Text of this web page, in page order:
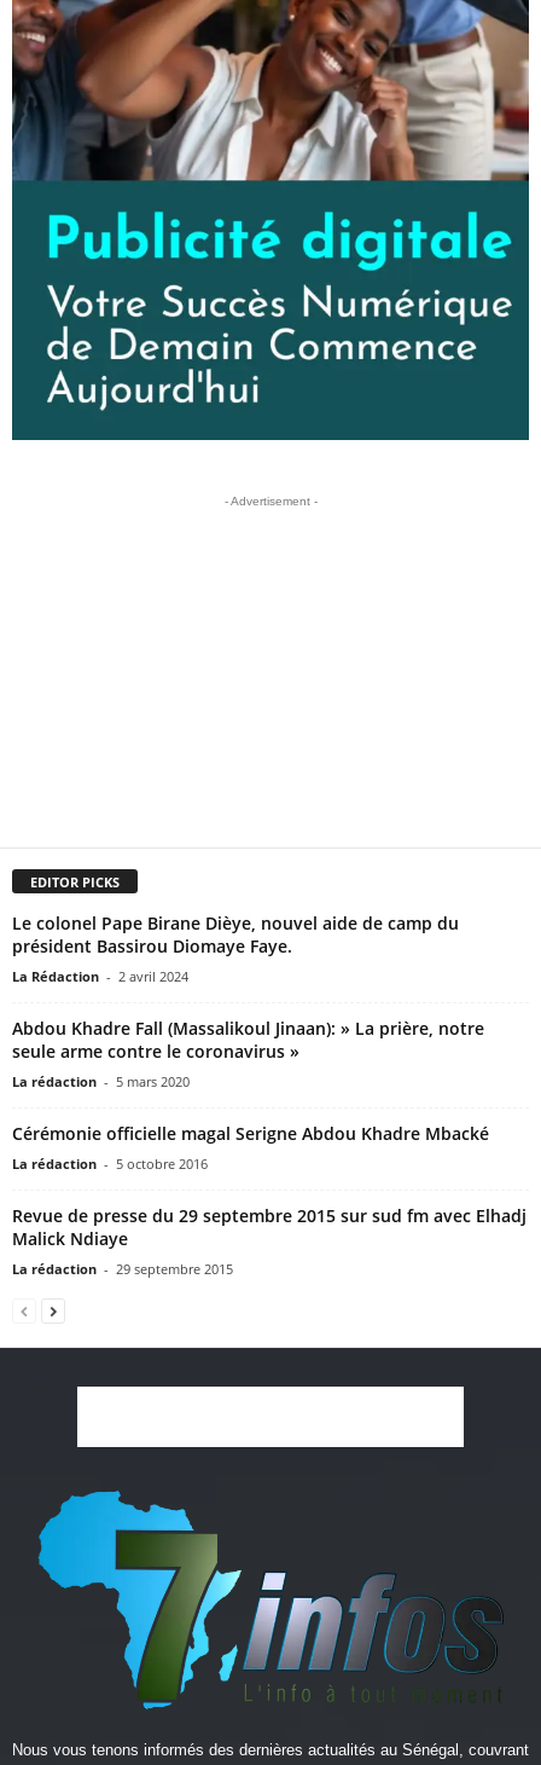
- Advertisement -
EDITOR PICKS
Le colonel Pape Birane Dièye, nouvel aide de camp du
président Bassirou Diomaye Faye.
La Rédaction - 2 avril 2024
Abdou Khadre Fall (Massalikoul Jinaan): » La prière, notre
seule arme contre le coronavirus »
La rédaction - 5 mars 2020
Cérémonie officielle magal Serigne Abdou Khadre Mbacké
La rédaction - 5 octobre 2016
Revue de presse du 29 septembre 2015 sur sud fm avec Elhadj
Malick Ndiaye
La rédaction - 29 septembre 2015
Nous vous tenons informés des dernières actualités au Sénégal, couvrant